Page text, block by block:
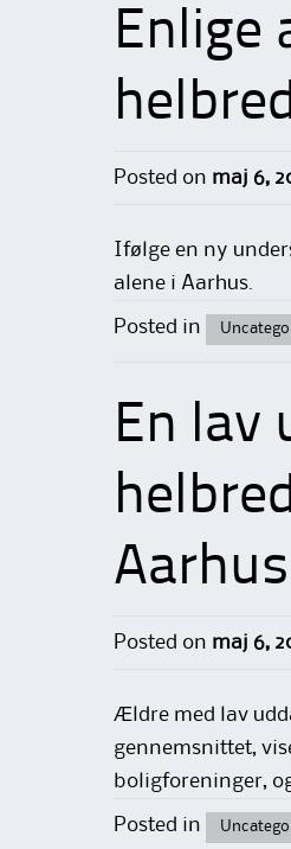
Enlige
Posted on maj 6,
Ifølge en ny
alene i Aarhus.
Posted in
En lav
Aarhus
Posted on maj 6,
Ældre med lav
gennemsnittet,
boligforeninger,
Posted in